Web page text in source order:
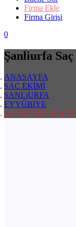
Firma Ekle
Firma Girişi
0
Şanliurfa
ANASAYFA
SAÇ EKİMİ
ŞANLıURFA
EYYÜBIYE
ŞANLIURFA SAÇ